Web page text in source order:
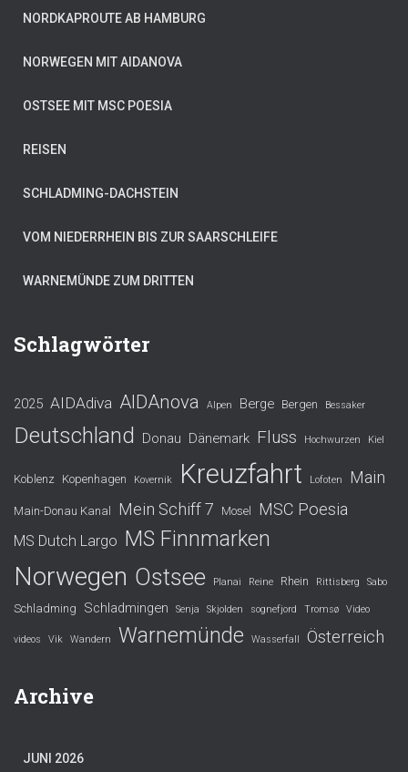
NORDKAPROUTE AB HAMBURG
NORWEGEN MIT AIDANOVA
OSTSEE MIT MSC POESIA
REISEN
SCHLADMING-DACHSTEIN
VOM NIEDERRHEIN BIS ZUR SAARSCHLEIFE
WARNEMÜNDE ZUM DRITTEN
Schlagwörter
2025 AIDAdiva AIDAnova Alpen Berge Bergen Bessaker
Deutschland Donau Dänemark Fluss Hochwurzen Kiel
Koblenz Kopenhagen Kovernik Kreuzfahrt Lofoten Main
Main-Donau Kanal Mein Schiff 7 Mosel MSC Poesia
MS Dutch Largo MS Finnmarken
Norwegen Ostsee Planai Reine Rhein Rittisberg Sabo
Schladming Schladmingen Senja Skjolden sognefjord Tromsø Video
videos Vik Wandern Warnemünde Wasserfall Österreich
Archive
JUNI 2026